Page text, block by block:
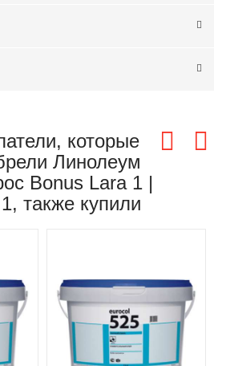
которые
Линолеум
Bonus Lara 1 |
также купили